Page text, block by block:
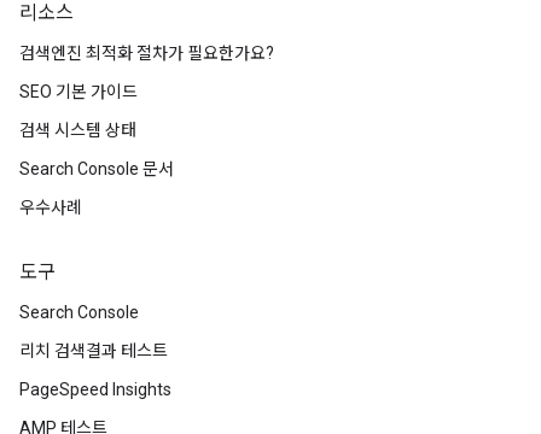
리소스
검색엔진 최적화 절차가 필요한가요?
SEO 기본 가이드
검색 시스템 상태
Search Console 문서
우수사례
도구
Search Console
리치 검색결과 테스트
PageSpeed Insights
AMP 테스트